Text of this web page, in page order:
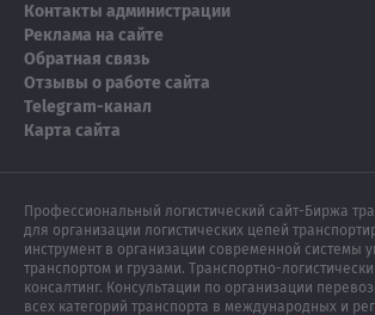
Контакты администрации
Реклама на сайте
Обратная связь
Отзывы о работе сайта
Telegram-канал
Карта сайта
Профессиональный логистический сайт-Биржа
для организации логистических цепей
инструмент в организации современной системы
транспортом и грузами. Транспортно-
консалтинг. Консультации по организации
всех категорий транспорта в международных и